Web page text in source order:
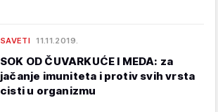
SAVETI 11.11.2019.
SOK OD ČUVARKUĆE I MEDA: za
jačanje imuniteta i protiv svih vrsta
cisti u organizmu